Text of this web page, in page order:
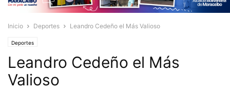
Inicio Deportes Leandro Cedeño el Más Valioso
Deportes
Leandro Cedeño el Más
Valioso